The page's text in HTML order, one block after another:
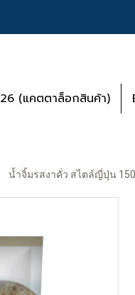
(แคตตาล็อกสินค้า)
น้ำจิ้มรสงาคั่ว สไตล์ญี่ปุ่น